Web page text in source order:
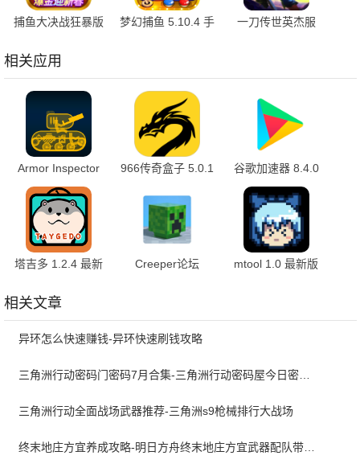
捕鱼大决战狂暴版
梦幻捕鱼 5.10.4 手
一刀传世英杰服
相关应用
Armor Inspector
4.1.2 安卓版
966传奇盒子 5.0.1
谷歌加速器 8.4.0
手机版
塔吉多 1.2.4 最新
Creeper论坛
mtool 1.0 最新版
相关文章
异环怎么快速赚钱-异环快速刷钱攻略
三角洲行动密码门密码7月合集-三角洲行动密码屋今日密码大全2026最新7月
三角洲行动全面战场武器推荐-三角洲s9枪械排行大战场
终末地庄方宜养成攻略-明日方舟终末地庄方宜武器配队带什么